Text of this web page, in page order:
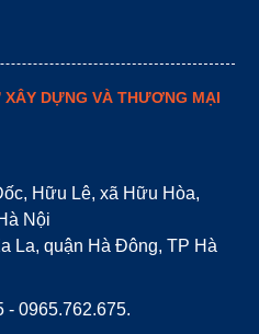
DỰNG VÀ THƯƠNG MẠI
Hữu Lê, xã Hữu Hòa,
Nội
La, quận Hà Đông, TP Hà
- 0965.762.675.